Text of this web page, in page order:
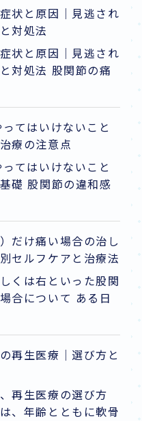
状と原因｜見逃され
対処法
状と原因｜見逃され
対処法 股関節の痛
てはいけないこと
療の注意点
てはいけないこと
礎 股関節の違和感
だけ痛い場合の治し
セルフケアと治療法
くは右といった股関
合について ある日
再生医療｜選び方と
再生医療の選び方
、年齢とともに軟骨